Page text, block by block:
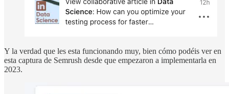
Y la verdad que les esta funcionando muy, bien cómo podéis ver en
esta captura de Semrush desde que empezaron a implementarla en
2023.